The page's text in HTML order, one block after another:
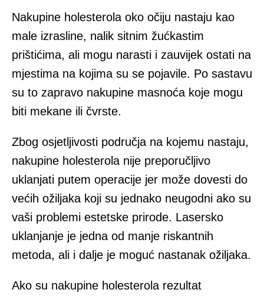
Nakupine holesterola oko očiju nastaju kao
male izrasline, nalik sitnim žućkastim
prištićima, ali mogu narasti i zauvijek ostati na
mjestima na kojima su se pojavile. Po sastavu
su to zapravo nakupine masnoća koje mogu
biti mekane ili čvrste.
Zbog osjetljivosti područja na kojemu nastaju,
nakupine holesterola nije preporučljivo
uklanjati putem operacije jer može dovesti do
većih ožiljaka koji su jednako neugodni ako su
vaši problemi estetske prirode. Lasersko
uklanjanje je jedna od manje riskantnih
metoda, ali i dalje je moguć nastanak ožiljaka.
Ako su nakupine holesterola rezultat